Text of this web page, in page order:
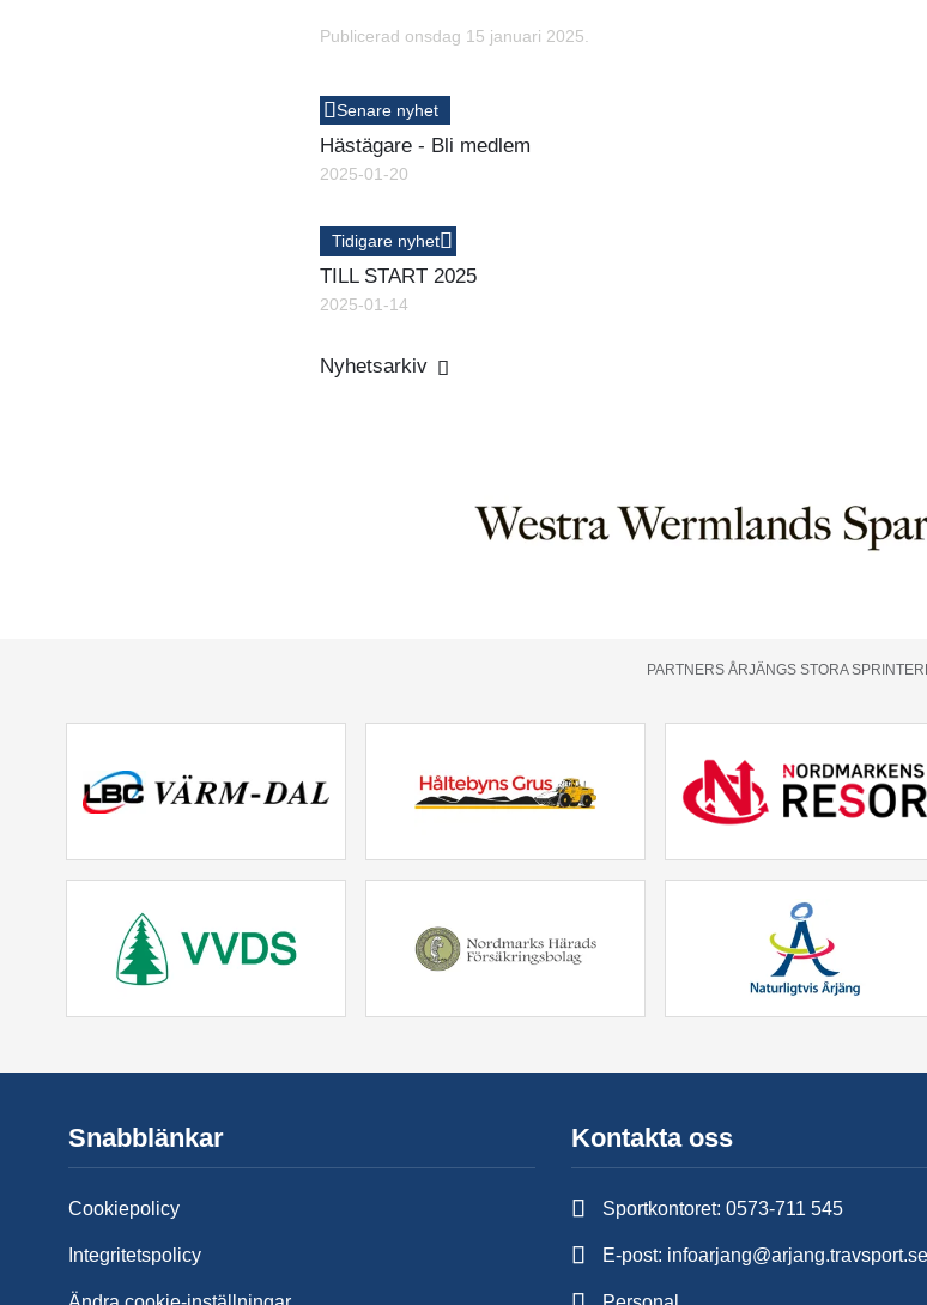
Publicerad onsdag 15 januari 2025.
Senare nyhet
Hästägare - Bli medlem
2025-01-20
Tidigare nyhet
TILL START 2025
2025-01-14
Nyhetsarkiv
PARTNERS ÅRJÄNGS STORA
Snabblänkar
Cookiepolicy
Integritetspolicy
Kontakta oss
Sportkontoret: 0573-711 545
E-post: infoarjang@arjang.travsport.se